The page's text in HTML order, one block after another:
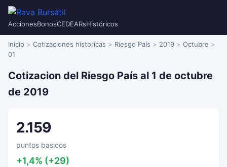
AccionesBonosCEDEARsHistóricos
Inicio Cotizaciones historicas Riesgo País 2019
Octubre
01
Cotizacion del Riesgo País al 1 de octubre
de 2019
2.159
puntos basicos
+1,4% (+29)